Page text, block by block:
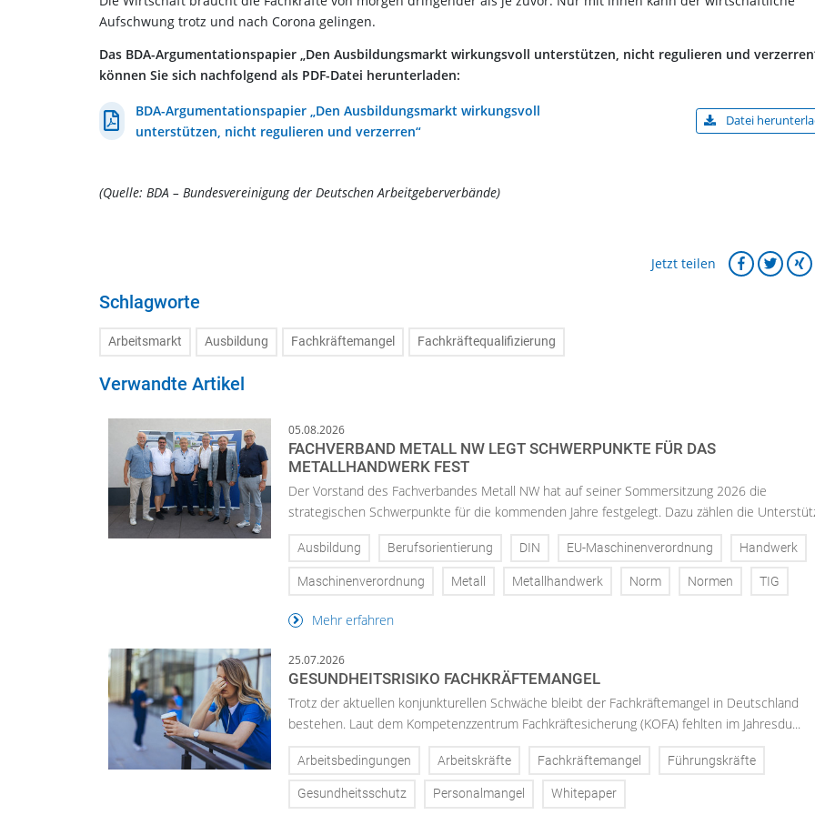
Aufschwung trotz und nach Corona gelingen.
Das BDA-Argumentationspapier „Den Ausbildungsmarkt wirkungsvoll unterstützen, nicht regulieren und
können Sie sich nachfolgend als PDF-Datei herunterladen:
BDA-Argumentationspapier „Den Ausbildungsmarkt wirkungsvoll
unterstützen, nicht regulieren und verzerren“
Datei
(Quelle: BDA – Bundesvereinigung der Deutschen Arbeitgeberverbände)
Jetzt teilen
Schlagworte
Arbeitsmarkt Ausbildung Fachkräftemangel Fachkräftequalifizierung
Verwandte Artikel
05.08.2026
FACHVERBAND METALL NW LEGT SCHWERPUNKTE FÜR DAS
METALLHANDWERK FEST
Der Vorstand des Fachverbandes Metall NW hat auf seiner Sommersitzung 2026 die
strategischen Schwerpunkte für die kommenden Jahre festgelegt. Dazu zählen die
Ausbildung Berufsorientierung DIN EU-Maschinenverordnung Handwerk
Maschinenverordnung Metall Metallhandwerk Norm Normen TIG
Mehr erfahren
25.07.2026
GESUNDHEITSRISIKO FACHKRÄFTEMANGEL
Trotz der aktuellen konjunkturellen Schwäche bleibt der Fachkräftemangel in Deutschland
bestehen. Laut dem Kompetenzzentrum Fachkräftesicherung (KOFA) fehlten im Jahresdu...
Arbeitsbedingungen Arbeitskräfte Fachkräftemangel Führungskräfte
Gesundheitsschutz Personalmangel Whitepaper